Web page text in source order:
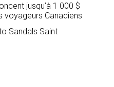
jusqu’à 1 000 $
voyageurs Canadiens
Sandals Saint